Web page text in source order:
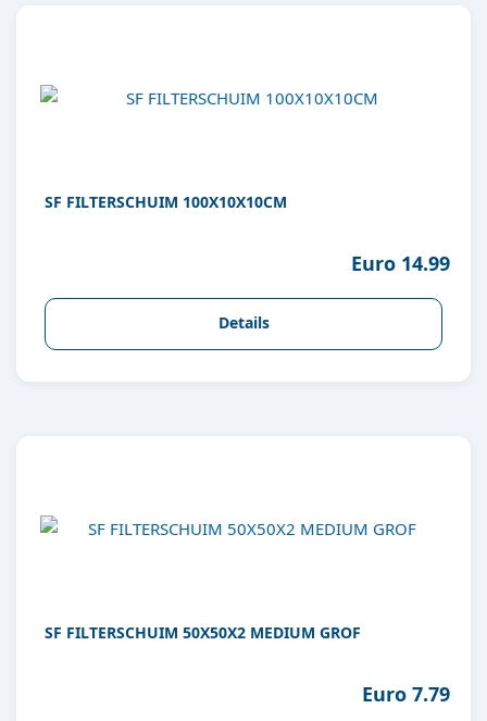
SF FILTERSCHUIM 100X10X10CM
Euro 14.99
Details
SF FILTERSCHUIM 50X50X2 MEDIUM GROF
Euro 7.79